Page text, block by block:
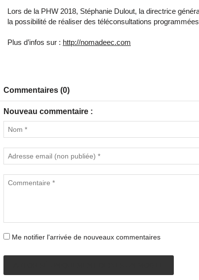
Lors de la PHW 2018, Stéphanie Dulout, la directrice
la possibilité de réaliser des téléconsultations
Plus d’infos sur : http://nomadeec.com
Commentaires (0)
Nouveau commentaire :
Me notifier l'arrivée de nouveaux commentaires